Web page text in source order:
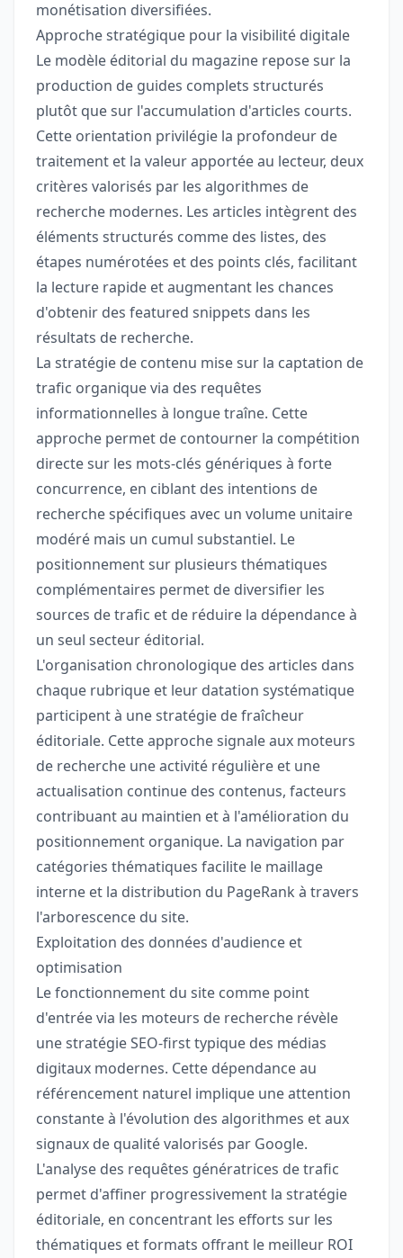
monétisation diversifiées.
Approche stratégique pour la visibilité digitale
Le modèle éditorial du magazine repose sur la
production de guides complets structurés
plutôt que sur l'accumulation d'articles courts.
Cette orientation privilégie la profondeur de
traitement et la valeur apportée au lecteur, deux
critères valorisés par les algorithmes de
recherche modernes. Les articles intègrent des
éléments structurés comme des listes, des
étapes numérotées et des points clés, facilitant
la lecture rapide et augmentant les chances
d'obtenir des featured snippets dans les
résultats de recherche.
La stratégie de contenu mise sur la captation de
trafic organique via des requêtes
informationnelles à longue traîne. Cette
approche permet de contourner la compétition
directe sur les mots-clés génériques à forte
concurrence, en ciblant des intentions de
recherche spécifiques avec un volume unitaire
modéré mais un cumul substantiel. Le
positionnement sur plusieurs thématiques
complémentaires permet de diversifier les
sources de trafic et de réduire la dépendance à
un seul secteur éditorial.
L'organisation chronologique des articles dans
chaque rubrique et leur datation systématique
participent à une stratégie de fraîcheur
éditoriale. Cette approche signale aux moteurs
de recherche une activité régulière et une
actualisation continue des contenus, facteurs
contribuant au maintien et à l'amélioration du
positionnement organique. La navigation par
catégories thématiques facilite le maillage
interne et la distribution du PageRank à travers
l'arborescence du site.
Exploitation des données d'audience et
optimisation
Le fonctionnement du site comme point
d'entrée via les moteurs de recherche révèle
une stratégie SEO-first typique des médias
digitaux modernes. Cette dépendance au
référencement naturel implique une attention
constante à l'évolution des algorithmes et aux
signaux de qualité valorisés par Google.
L'analyse des requêtes génératrices de trafic
permet d'affiner progressivement la stratégie
éditoriale, en concentrant les efforts sur les
thématiques et formats offrant le meilleur ROI